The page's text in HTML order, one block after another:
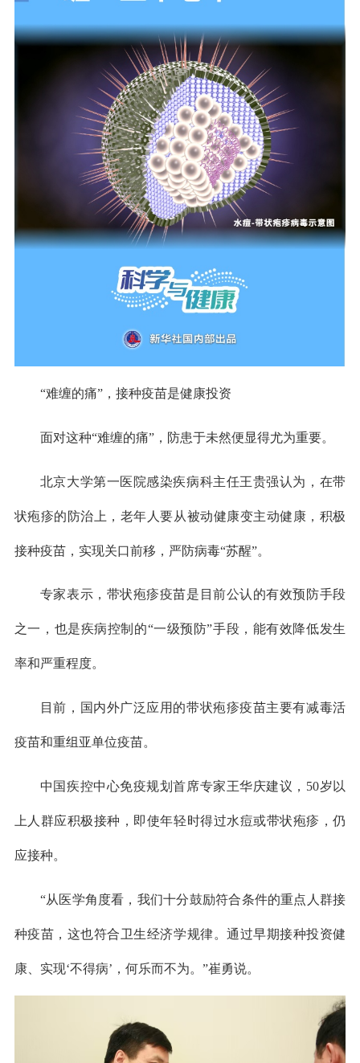
“难缠的痛”，接种疫苗是健康投资
面对这种“难缠的痛”，防患于未然便显得尤为重要。
北京大学第一医院感染疾病科主任王贵强认为，在带
状疱疹的防治上，老年人要从被动健康变主动健康，积极
接种疫苗，实现关口前移，严防病毒“苏醒”。
专家表示，带状疱疹疫苗是目前公认的有效预防手段
之一，也是疾病控制的“一级预防”手段，能有效降低发生
率和严重程度。
目前，国内外广泛应用的带状疱疹疫苗主要有减毒活
疫苗和重组亚单位疫苗。
中国疾控中心免疫规划首席专家王华庆建议，50岁以
上人群应积极接种，即使年轻时得过水痘或带状疱疹，仍
应接种。
“从医学角度看，我们十分鼓励符合条件的重点人群接
种疫苗，这也符合卫生经济学规律。通过早期接种投资健
康、实现‘不得病’，何乐而不为。”崔勇说。